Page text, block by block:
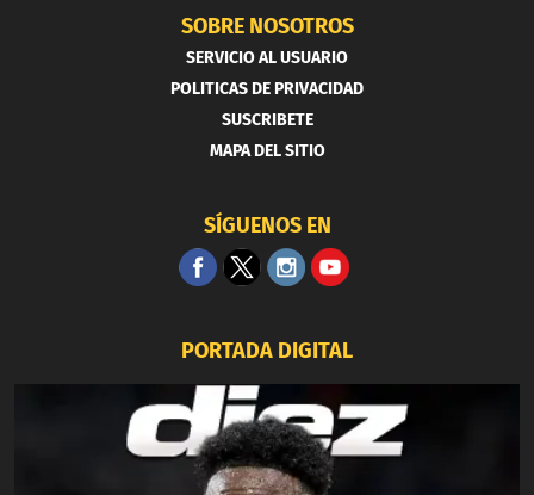
SOBRE NOSOTROS
SERVICIO AL USUARIO
POLITICAS DE PRIVACIDAD
SUSCRIBETE
MAPA DEL SITIO
SÍGUENOS EN
PORTADA DIGITAL